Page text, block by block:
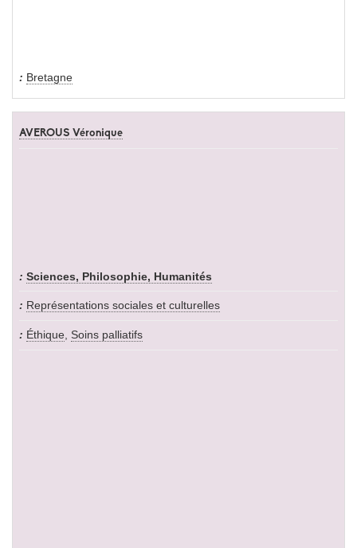
Bretagne
AVEROUS Véronique
Sciences, Philosophie, Humanités
Représentations sociales et culturelles
Éthique, Soins palliatifs